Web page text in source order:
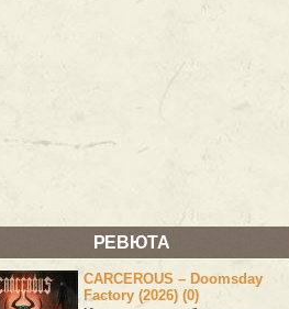
РЕВЮТА
CARCEROUS – Doomsday
Factory (2026) (0)